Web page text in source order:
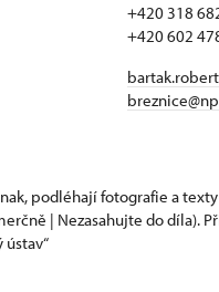
+420 318
+420 602
podléhají fotografie a texty
| Nezasahujte do díla).
ústav“